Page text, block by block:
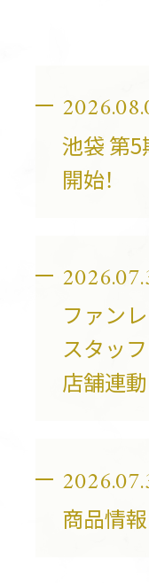
池袋 第5
開始！
ファン
スタッ
店舗連
商品情報